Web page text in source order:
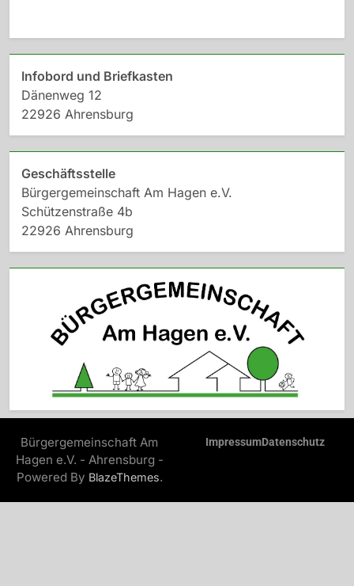
Infobord und Briefkasten
Dänenweg 12
22926 Ahrensburg
Geschäftsstelle
Bürgergemeinschaft Am Hagen e.V.
Schützenstraße 4b
22926 Ahrensburg
Bürgergemeinschaft Am
Hagen e.V. - Ahrensburg -
Powered By BlazeThemes.
ImpressumDatenschutz